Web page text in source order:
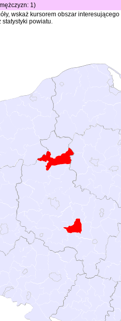
1)
wskaż kursorem obszar
statystyki powiatu.